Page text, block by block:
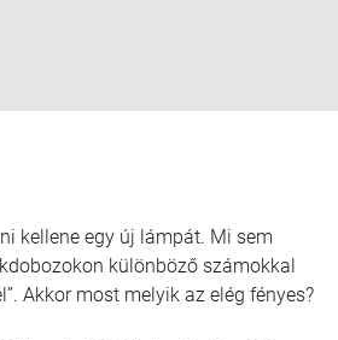
kellene egy új lámpát. Mi sem
különböző számokkal
Akkor most melyik az elég fényes?